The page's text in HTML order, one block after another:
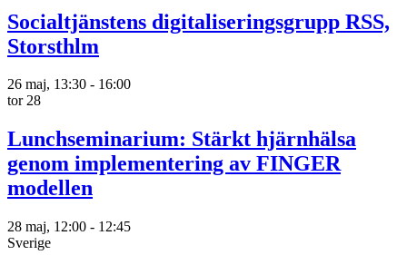
Socialtjänstens digitaliseringsgrupp RSS,
Storsthlm
26 maj, 13:30 - 16:00
tor28
Lunchseminarium: Stärkt hjärnhälsa
genom implementering av FINGER
modellen
28 maj, 12:00 - 12:45
Sverige